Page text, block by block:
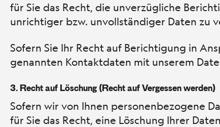
für Sie das Recht, die unverzügliche
unrichtiger bzw. unvollständiger Daten zu
Sofern Sie Ihr Recht auf Berichtigung in
genannten Kontaktdaten mit unserem
3. Recht auf Löschung (Recht auf Vergessen werden)
Sofern wir von Ihnen personenbezogene
für Sie das Recht, eine Löschung Ihrer